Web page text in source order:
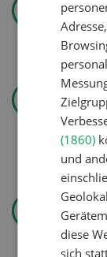
Kein
(1860)
und
diese
sich